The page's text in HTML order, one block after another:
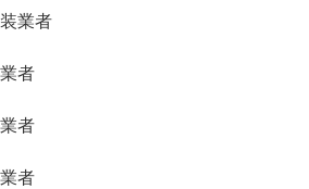
業者
者
者
者